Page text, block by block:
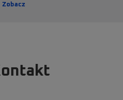
Zobacz